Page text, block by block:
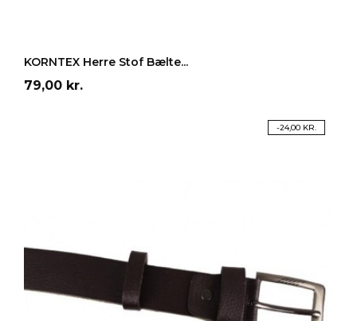
KORNTEX Herre Stof Bælte...
Pris
79,00 kr.
-24,00 KR.